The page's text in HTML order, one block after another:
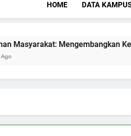
HOME DATA
Mengembangkan Kesadaran